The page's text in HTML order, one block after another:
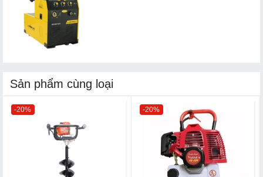
Sản phẩm cùng loại
-20% -20%